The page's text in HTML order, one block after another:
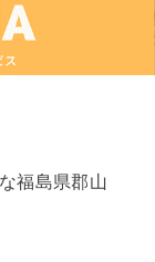
福島県郡山